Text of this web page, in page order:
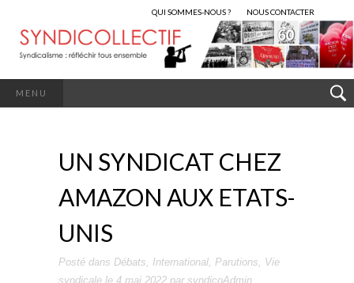
QUI SOMMES-NOUS ? NOUS CONTACTER
MENU
UN SYNDICAT CHEZ
AMAZON AUX ETATS-
UNIS
Posté dans Débats, International, Parutions, Vie
syndicale le 4 mai 2022 par syndicoAdmin.